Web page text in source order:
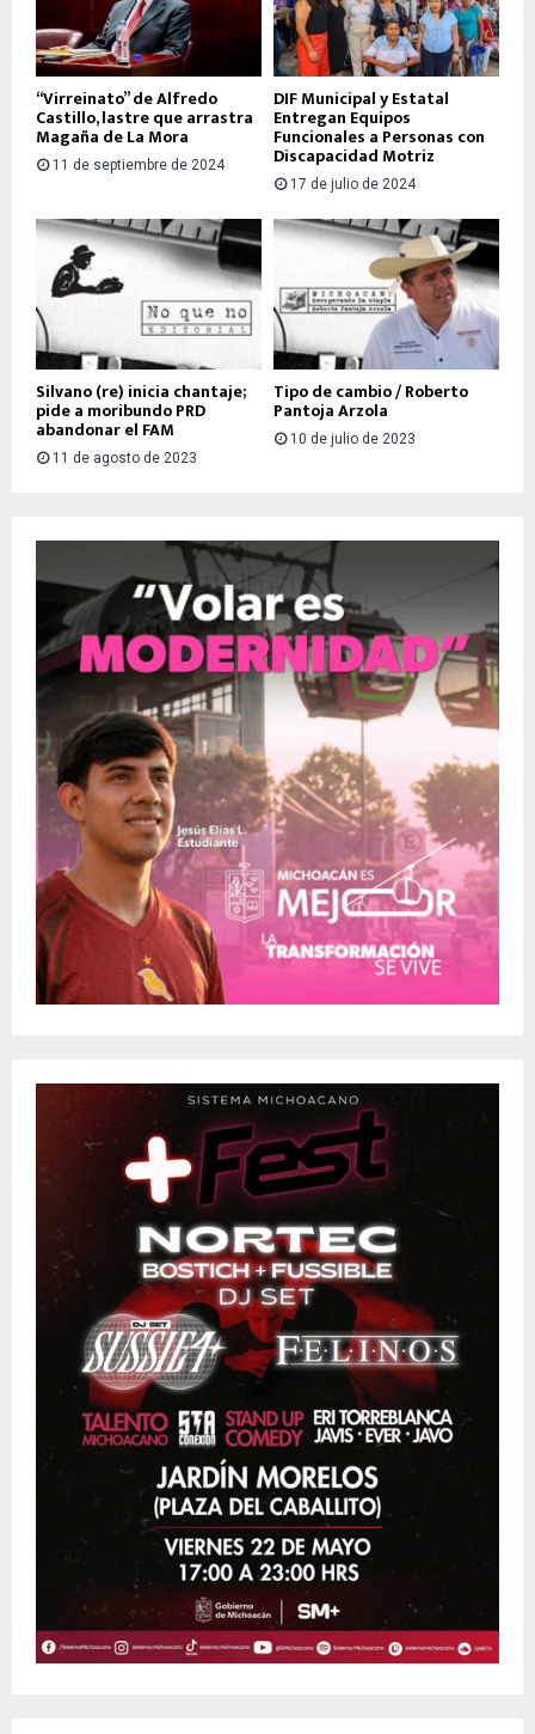
“Virreinato” de Alfredo
Castillo, lastre que arrastra
Magaña de La Mora
11 de septiembre de 2024
DIF Municipal y Estatal
Entregan Equipos
Funcionales a Personas con
Discapacidad Motriz
17 de julio de 2024
Silvano (re) inicia chantaje;
pide a moribundo PRD
abandonar el FAM
11 de agosto de 2023
Tipo de cambio / Roberto
Pantoja Arzola
10 de julio de 2023